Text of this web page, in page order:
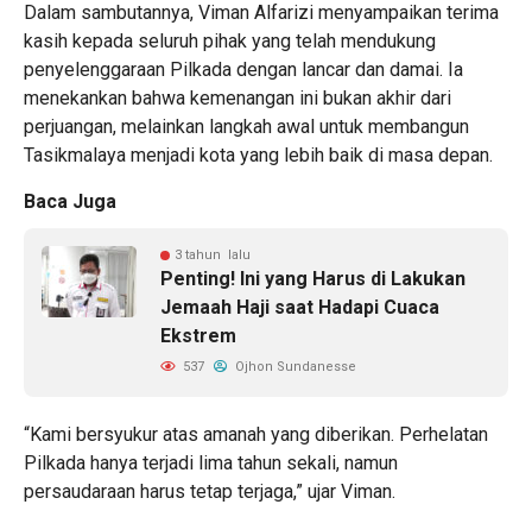
Dalam sambutannya, Viman Alfarizi menyampaikan terima
kasih kepada seluruh pihak yang telah mendukung
penyelenggaraan Pilkada dengan lancar dan damai. Ia
menekankan bahwa kemenangan ini bukan akhir dari
perjuangan, melainkan langkah awal untuk membangun
Tasikmalaya menjadi kota yang lebih baik di masa depan.
Baca Juga
3 tahun lalu
Penting! Ini yang Harus di Lakukan
Jemaah Haji saat Hadapi Cuaca
Ekstrem
537 Ojhon Sundanesse
“Kami bersyukur atas amanah yang diberikan. Perhelatan
Pilkada hanya terjadi lima tahun sekali, namun
persaudaraan harus tetap terjaga,” ujar Viman.